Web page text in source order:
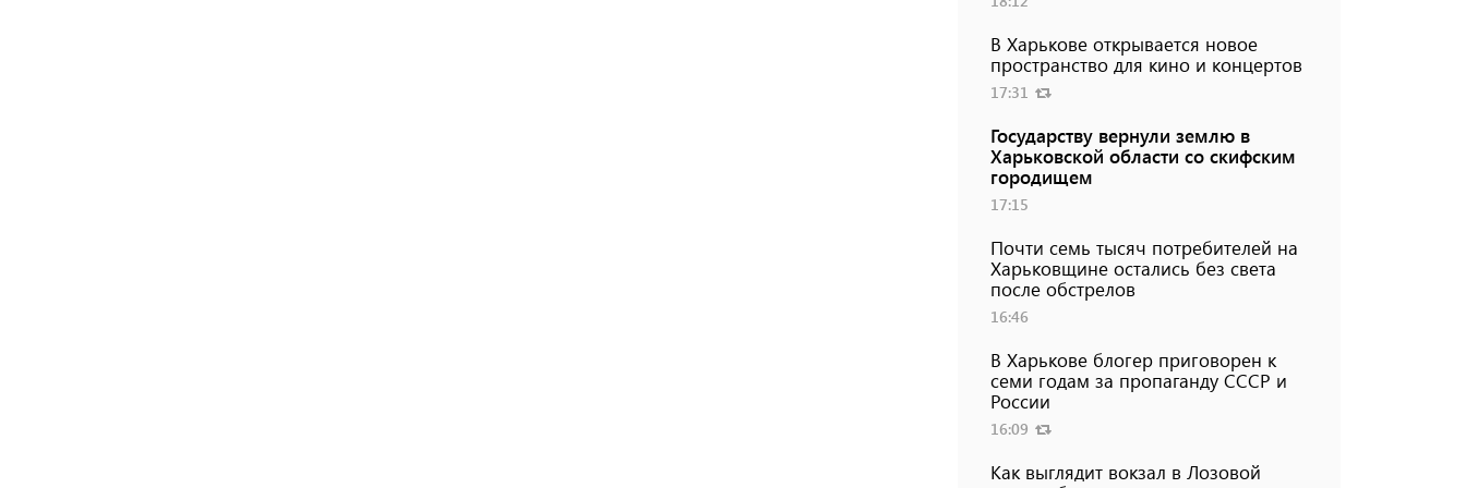
В Харькове открывается новое
пространство для кино и концертов
17:31
Государству вернули землю в
Харьковской области со скифским
городищем
17:15
Почти семь тысяч потребителей на
Харьковщине остались без света
после обстрелов
16:46
В Харькове блогер приговорен к
семи годам за пропаганду СССР и
России
16:09
Как выглядит вокзал в Лозовой